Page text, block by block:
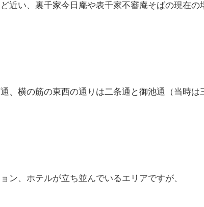
近い、裏千家今日庵や表千家不審庵そばの現在の
、横の筋の東西の通りは二条通と御池通（当時は
ン、ホテルが立ち並んでいるエリアですが、